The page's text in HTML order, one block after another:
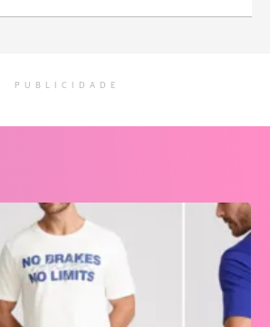
PUBLICIDADE